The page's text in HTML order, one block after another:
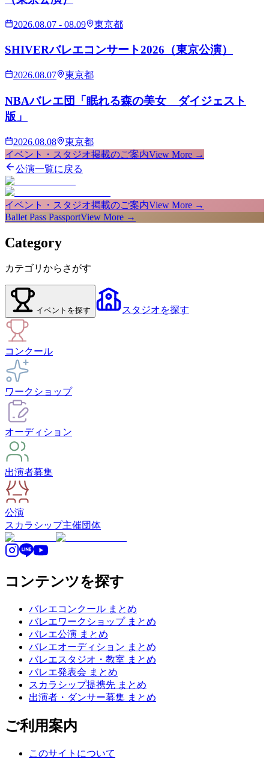
2026.08.07 - 08.09 東京都
SHIVERバレエコンサート2026（東京公演）
2026.08.07 東京都
NBAバレエ団「眠れる森の美女 ダイジェスト
版」
2026.08.08
東京都
イベント・スタジオ掲載のご案内View More →
公演一覧に戻る
イベント・スタジオ掲載のご案内View More →
Ballet Pass PassportView More →
Category
カテゴリからさがす
イベント を探す スタジオを探す
コンクール
ワークショップ
オーディション
出演者募集
公演
スカラシップ主催団体
コンテンツを探す
バレエコンクール まとめ
バレエワークショップ まとめ
バレエ公演 まとめ
バレエオーディション まとめ
バレエスタジオ・教室 まとめ
バレエ発表会 まとめ
スカラシップ提携先 まとめ
出演者・ダンサー募集 まとめ
ご利用案内
このサイトについて